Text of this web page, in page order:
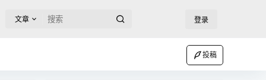
文章 登录
投稿